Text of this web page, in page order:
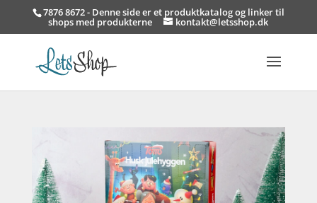
7876 8672 - Denne side er et produktkatalog og linker til
shops med produkterne kontakt@letsshop.dk